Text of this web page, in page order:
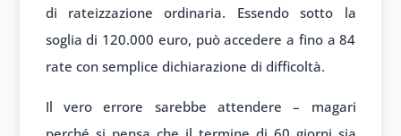
di rateizzazione ordinaria. Essendo sotto la
soglia di 120.000 euro, può accedere a fino a 84
rate con semplice dichiarazione di difficoltà.
Il vero errore sarebbe attendere – magari